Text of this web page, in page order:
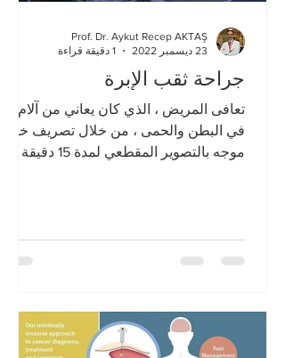
جراحة ثقب الإبرة
تعافى المريض ، الذي كان يعاني من آلام
في البطن والحمى ، من خلال تصريف خراج
موجه بالتصوير المقطعي لمدة 15 دقيقة من
Prof. Dr. Aykut Recep AKTAŞ
23 ديسمبر 2022
1 دقيقة قراءة